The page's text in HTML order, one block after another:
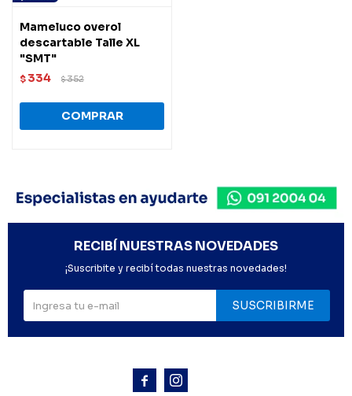
Mameluco overol
descartable Talle XL
"SMT"
$ 334 $352
 
RECIBÍ NUESTRAS NOVEDADES
¡Suscribite y recibí todas nuestras novedades!
SUSCRIBIRME